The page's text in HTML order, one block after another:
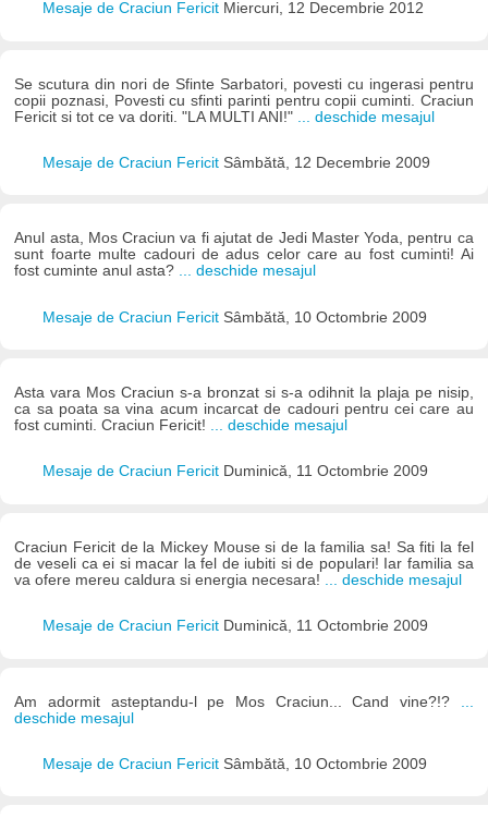
Mesaje de Craciun Fericit Miercuri, 12 Decembrie 2012
Se scutura din nori de Sfinte Sarbatori, povesti cu ingerasi pentru
copii poznasi, Povesti cu sfinti parinti pentru copii cuminti. Craciun
Fericit si tot ce va doriti. "LA MULTI ANI!"
... deschide mesajul
Mesaje de Craciun Fericit Sâmbătă, 12 Decembrie 2009
Anul asta, Mos Craciun va fi ajutat de Jedi Master Yoda, pentru ca
sunt foarte multe cadouri de adus celor care au fost cuminti! Ai
fost cuminte anul asta? ... deschide mesajul
Mesaje de Craciun Fericit Sâmbătă, 10 Octombrie 2009
Asta vara Mos Craciun s-a bronzat si s-a odihnit la plaja pe nisip,
ca sa poata sa vina acum incarcat de cadouri pentru cei care au
fost cuminti. Craciun Fericit! ... deschide mesajul
Mesaje de Craciun Fericit Duminică, 11 Octombrie 2009
Craciun Fericit de la Mickey Mouse si de la familia sa! Sa fiti la fel
de veseli ca ei si macar la fel de iubiti si de populari! Iar familia sa
va ofere mereu caldura si energia necesara!
... deschide mesajul
Mesaje de Craciun Fericit Duminică, 11 Octombrie 2009
Am adormit asteptandu-l pe Mos Craciun... Cand vine?!?
deschide mesajul
Mesaje de Craciun Fericit Sâmbătă, 10 Octombrie 2009